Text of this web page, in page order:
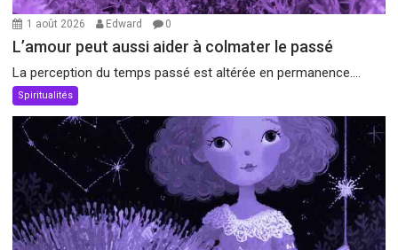
1 août 2026 Edward 0
L’amour peut aussi aider à colmater le passé
La perception du temps passé est altérée en permanence....
Spiritualités